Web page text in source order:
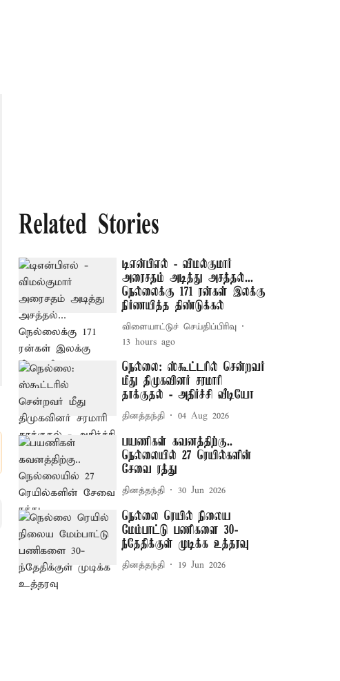
Related Stories
டிஎன்பிஎல் - விமல்குமார்
அரைசதம் அடித்து அசத்தல்...
நெல்லைக்கு 171 ரன்கள் இலக்கு
நிர்ணயித்த திண்டுக்கல்
விளையாட்டுச் செய்திப்பிரிவு
13 hours ago
நெல்லை: ஸ்கூட்டரில் சென்றவர்
மீது திமுகவினர் சரமாரி
தாக்குதல் - அதிர்ச்சி வீடியோ
தினத்தந்தி 04 Aug 2026
பயணிகள் கவனத்திற்கு..
நெல்லையில் 27 ரெயில்களின்
சேவை ரத்து
தினத்தந்தி 30 Jun 2026
நெல்லை ரெயில் நிலைய
மேம்பாட்டு பணிகளை 30-
ந்தேதிக்குள் முடிக்க உத்தரவு
தினத்தந்தி 19 Jun 2026